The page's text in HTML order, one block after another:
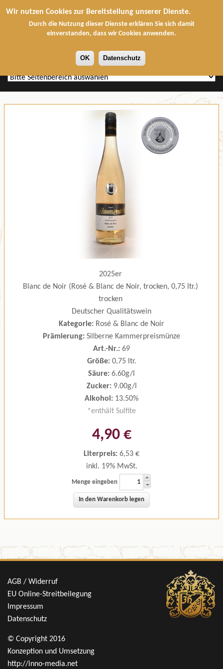
Wir nutzen Cookies zur Bereitstellung unserer Dienste.
Durch die Nutzung dieser Dienste erklären Sie sich damit
einverstanden, dass wir Cookies anwenden.
OK Datenschutz
2025er
Blanc de Noir (Rosé & Blanc de Noir, trocken, 0,75 ltr.)
trocken
Deutscher Qualitätswein
Kategorie: Rosé & Blanc de Noir
Prämierung: Silberne Kammerpreismünze
Art.-Nr.: 69
Größe: 0,75 ltr.
Säure: 6.60g/l
Zucker: 9.00g/l
Alkohol: 13.50%
*enthält Sulfite
4,90 €
Literpreis: 6,53 €
inkl. 19% MwSt.
Menge eingeben
AGB / Widerruf
EU Online-Streitbeilegung
Impressum
Datenschutz
© Copyright 2016
Konzeption und Umsetzung
http://inno-media.net